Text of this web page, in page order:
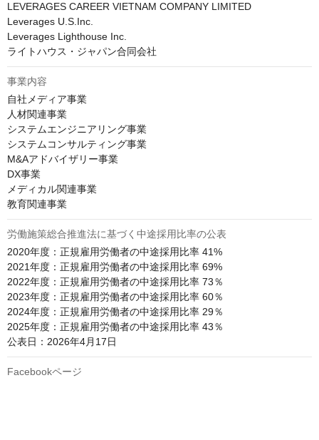
LEVERAGES CAREER VIETNAM COMPANY LIMITED
Leverages U.S.Inc.
Leverages Lighthouse Inc.
ライトハウス・ジャパン合同会社
事業内容
自社メディア事業
人材関連事業
システムエンジニアリング事業
システムコンサルティング事業
M&Aアドバイザリー事業
DX事業
メディカル関連事業
教育関連事業
労働施策総合推進法に基づく中途採用比率の公表
2020年度：正規雇用労働者の中途採用比率 41%
2021年度：正規雇用労働者の中途採用比率 69%
2022年度：正規雇用労働者の中途採用比率 73％
2023年度：正規雇用労働者の中途採用比率 60％
2024年度：正規雇用労働者の中途採用比率 29％
2025年度：正規雇用労働者の中途採用比率 43％
公表日：2026年4月17日
Facebookページ